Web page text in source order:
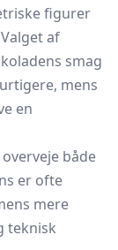
figurer
af
smag
mens
en
både
er ofte
mere
teknisk